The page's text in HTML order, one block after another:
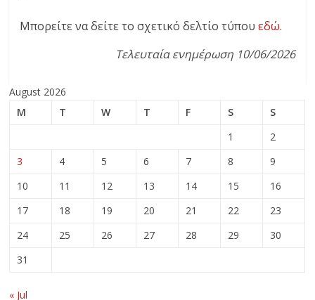
Μπορείτε να δείτε το σχετικό δελτίο τύπουεδώ.
Τελευταία ενημέρωση 10/06/2026
August 2026
M
T W T F S
S
1
2
3
4 5 6 7 8
9
10
11 12 13 14 15
16
17
18 19 20 21 22
23
24
25 26 27 28 29
30
31
« Jul